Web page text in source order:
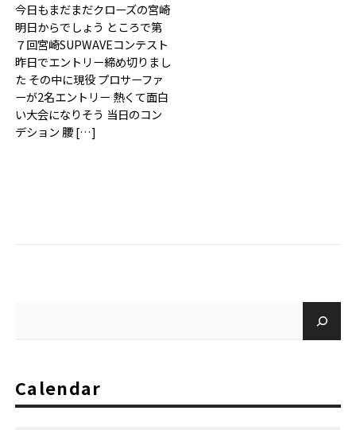
今日もまだまだクローズの宮崎
明日からでしょう ところで第
７回宮崎SUPWAVEコンテスト
昨日でエントリー締め切りまし
た その中に現役 プロサーファ
ーが2名エントリー 熱くて面白
い大会になりそう 当日のコン
デション 腰 […]
Calendar
お電話で問い合わせ
SERVICES
サーフガイド サーフレッスン
写真サービス